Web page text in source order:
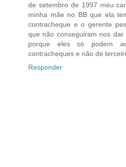
de setembro de 1997 meu
minha mãe no BB que ela
contracheque e o gerente
que não conseguiram nos dar
porque eles só podem
contracheques e não de
Responder